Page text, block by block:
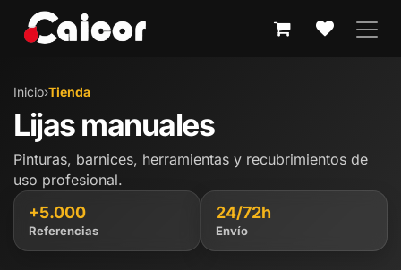
Inicio›Tienda
Lijas manuales
Pinturas, barnices, herramientas y recubrimientos de
uso profesional.
+5.000
Referencias
24/72h
Envío